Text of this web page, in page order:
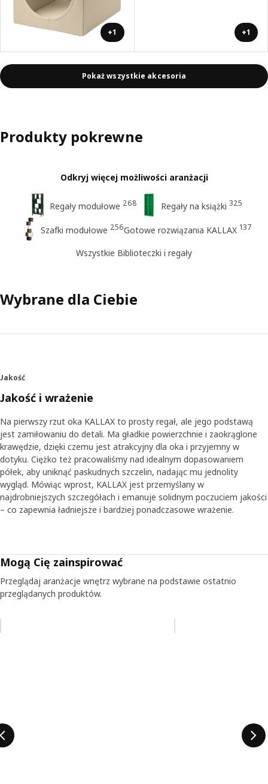
+1 +1
Pokaż wszystkie akcesoria
Produkty pokrewne
Odkryj więcej możliwości aranżacji
Regały modułowe 268 Regały na książki 325
Szafki modułowe 256Gotowe rozwiązania KALLAX 137
Wszystkie Biblioteczki i regały
Wybrane dla Ciebie
Jakość
Jakość i wrażenie
Na pierwszy rzut oka KALLAX to prosty regał, ale jego podstawą
jest zamiłowaniu do detali. Ma gładkie powierzchnie i zaokrąglone
krawędzie, dzięki czemu jest atrakcyjny dla oka i przyjemny w
dotyku. Ciężko też pracowaliśmy nad idealnym dopasowaniem
półek, aby uniknąć paskudnych szczelin, nadając mu jednolity
wygląd. Mówiąc wprost, KALLAX jest przemyślany w
najdrobniejszych szczegółach i emanuje solidnym poczuciem jakości
– co zapewnia ładniejsze i bardziej ponadczasowe wrażenie.
Mogą Cię zainspirować
Przeglądaj aranżacje wnętrz wybrane na podstawie ostatnio
przeglądanych produktów.